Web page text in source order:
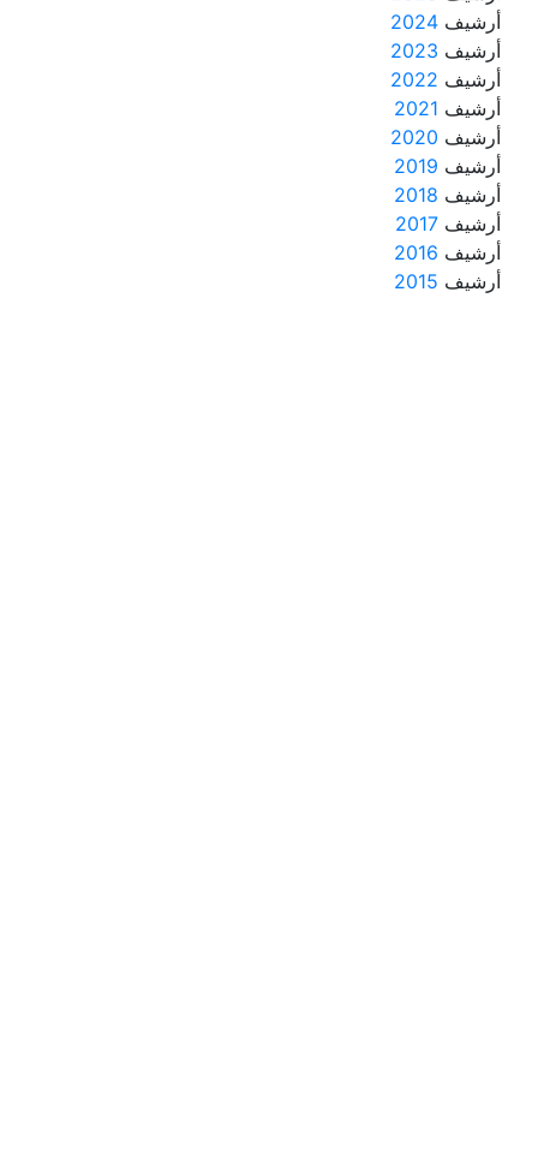
أرشيف 2024
أرشيف 2023
أرشيف 2022
أرشيف 2021
أرشيف 2020
أرشيف 2019
أرشيف 2018
أرشيف 2017
أرشيف 2016
أرشيف 2015